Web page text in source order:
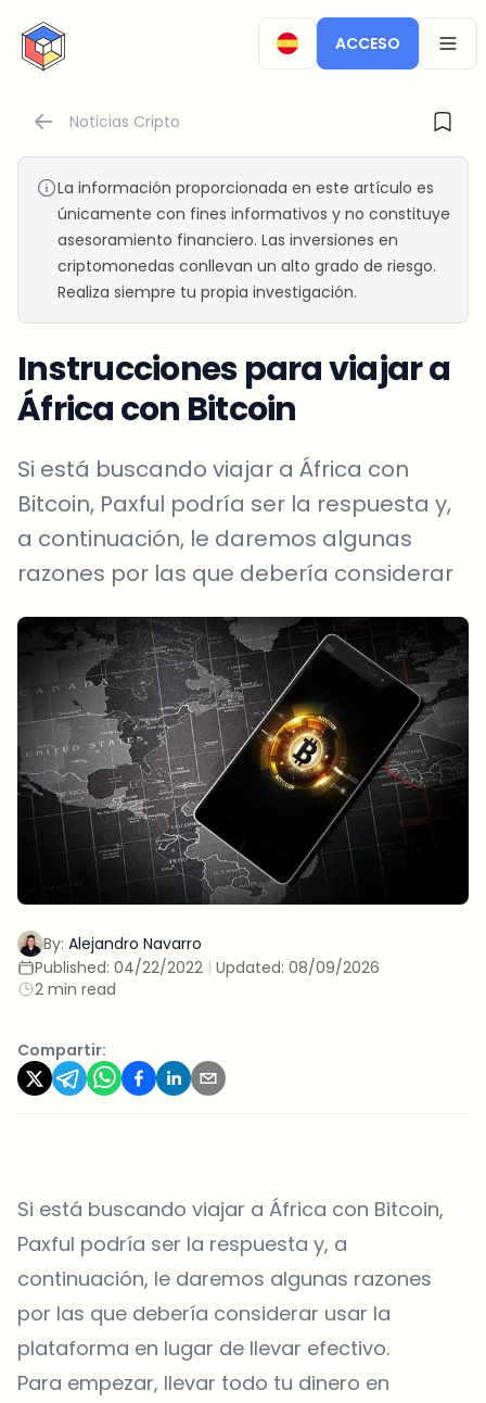
CryptoTicker
ACCESO
Noticias Cripto
La información proporcionada en este artículo es
únicamente con fines informativos y no constituye
asesoramiento financiero. Las inversiones en
criptomonedas conllevan un alto grado de riesgo.
Realiza siempre tu propia investigación.
Instrucciones para viajar a
África con Bitcoin
Si está buscando viajar a África con
Bitcoin, Paxful podría ser la respuesta y,
a continuación, le daremos algunas
razones por las que debería considerar
By: Alejandro Navarro
Published: 04/22/2022 | Updated: 08/09/2026
2 min read
Compartir:
Si está buscando viajar a África con Bitcoin,
Paxful podría ser la respuesta y, a
continuación, le daremos algunas razones
por las que debería considerar usar la
plataforma en lugar de llevar efectivo.
Para empezar, llevar todo tu dinero en